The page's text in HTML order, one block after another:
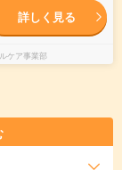
詳しく見る
ケア事業部